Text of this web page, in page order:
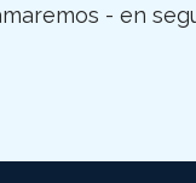
- en